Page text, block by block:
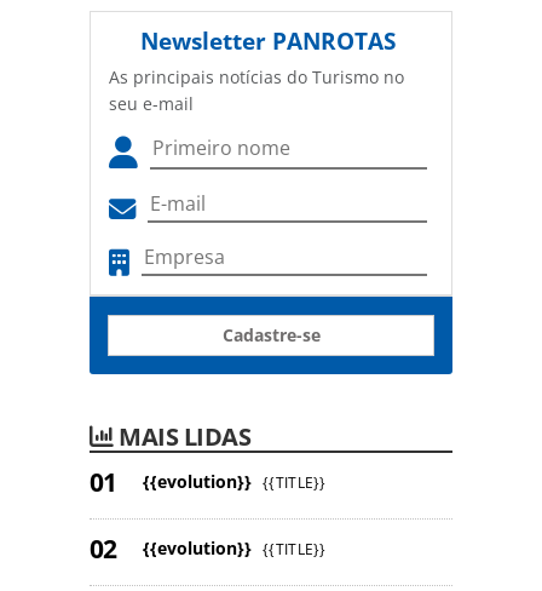
Newsletter PANROTAS
As principais notícias do Turismo no
seu e-mail
Cadastre-se
MAIS LIDAS
{{evolution}} {{TITLE}}
{{evolution}} {{TITLE}}